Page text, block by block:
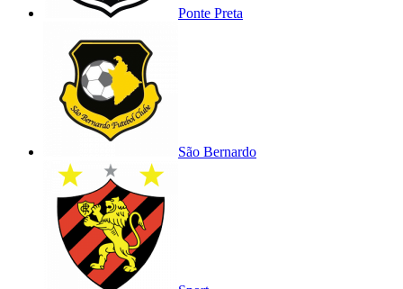
Ponte Preta
São Bernardo